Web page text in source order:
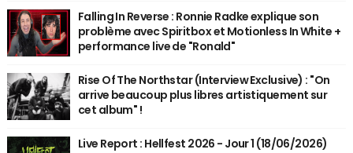
Falling In Reverse : Ronnie Radke explique son
problème avec Spiritbox et Motionless In White +
performance live de "Ronald"
Rise Of The Northstar (Interview Exclusive) : "On
arrive beaucoup plus libres artistiquement sur
cet album" !
Live Report : Hellfest 2026 - Jour 1 (18/06/2026)